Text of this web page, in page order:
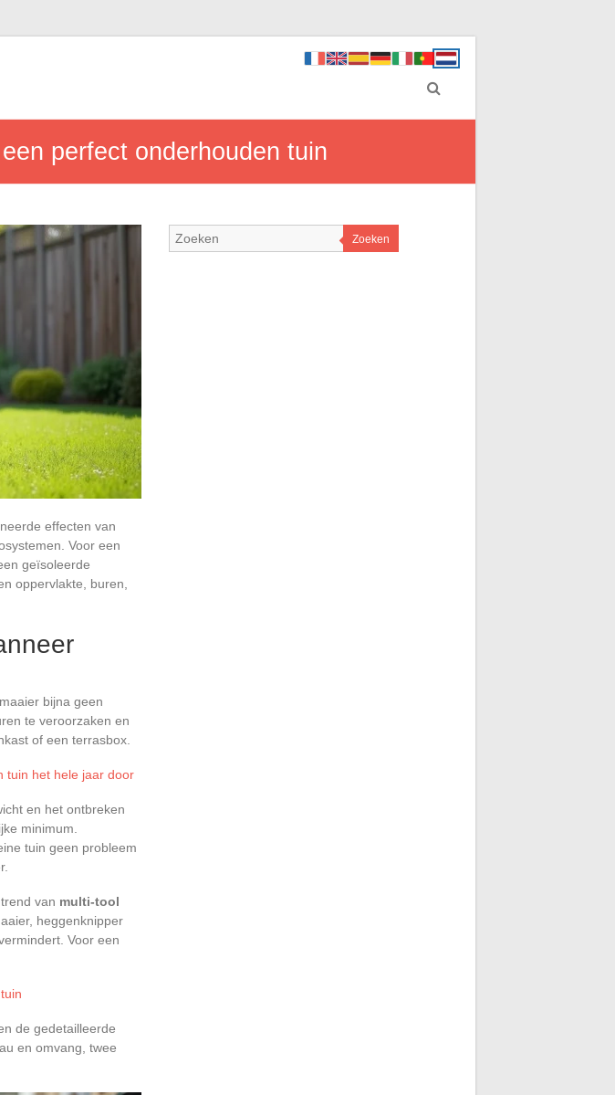
perfect onderhouden tuin
effecten van
Voor een
geïsoleerde
oppervlakte, buren,
bijna geen
te veroorzaken en
of een terrasbox.
tuin het hele jaar door
en het ontbreken
minimum.
tuin geen probleem
van multi-tool
heggenknipper
Voor een
de gedetailleerde
en omvang, twee
Zoeken